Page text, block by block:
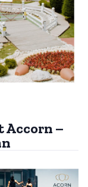
Accorn –